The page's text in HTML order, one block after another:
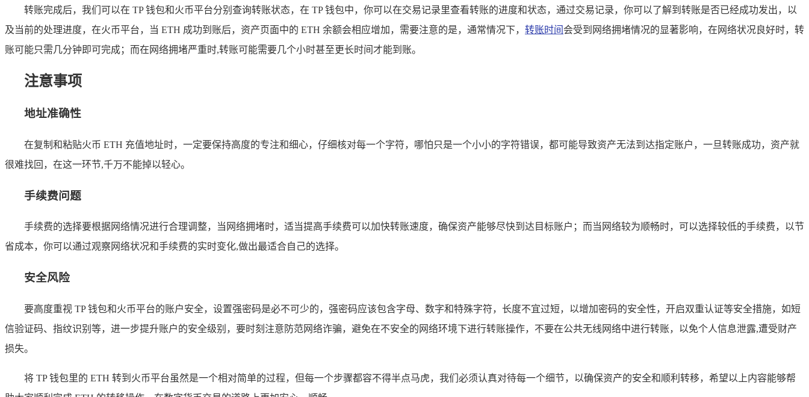
转账完成后，我们可以在 TP 钱包和火币平台分别查询转账状态，在 TP 钱包中，你可以在交易记录里查看转账的进度和状态，通过交易记录，你可以了解到转账是否已经成功发出，以
及当前的处理进度，在火币平台，当 ETH 成功到账后，资产页面中的 ETH 余额会相应增加，需要注意的是，通常情况下， 转账时间 会受到网络拥堵情况的显著影响，在网络状况良好时，转
账可能只需几分钟即可完成；而在网络拥堵严重时,转账可能需要几个小时甚至更长时间才能到账。
注意事项
地址准确性
在复制和粘贴火币 ETH 充值地址时，一定要保持高度的专注和细心，仔细核对每一个字符，哪怕只是一个小小的字符错误，都可能导致资产无法到达指定账户，一旦转账成功，资产就
很难找回，在这一环节,千万不能掉以轻心。
手续费问题
手续费的选择要根据网络情况进行合理调整，当网络拥堵时，适当提高手续费可以加快转账速度，确保资产能够尽快到达目标账户；而当网络较为顺畅时，可以选择较低的手续费，以节
省成本，你可以通过观察网络状况和手续费的实时变化,做出最适合自己的选择。
安全风险
要高度重视 TP 钱包和火币平台的账户安全，设置强密码是必不可少的，强密码应该包含字母、数字和特殊字符，长度不宜过短，以增加密码的安全性，开启双重认证等安全措施，如短
信验证码、指纹识别等，进一步提升账户的安全级别，要时刻注意防范网络诈骗，避免在不安全的网络环境下进行转账操作，不要在公共无线网络中进行转账，以免个人信息泄露,遭受财产
损失。
将 TP 钱包里的 ETH 转到火币平台虽然是一个相对简单的过程，但每一个步骤都容不得半点马虎，我们必须认真对待每一个细节，以确保资产的安全和顺利转移，希望以上内容能够帮